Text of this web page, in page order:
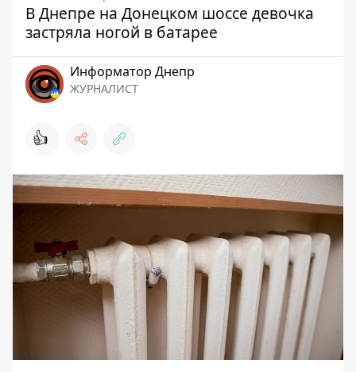
В Днепре на Донецком шоссе девочка
застряла ногой в батарее
Информатор Днепр
ЖУРНАЛИСТ
👍